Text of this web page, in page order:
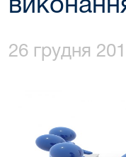
26 грудня